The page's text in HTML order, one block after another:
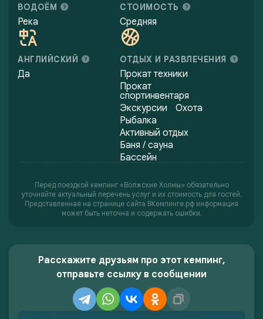
ВОДОЁМ
Река
СТОИМОСТЬ
Средняя
АНГЛИЙСКИЙ
Да
ОТДЫХ И РАЗВЛЕЧЕНИЯ
Прокат техники
Прокат
спортинвентаря
Экскурсии
Охота
Рыбалка
Активный отдых
Баня / сауна
Бассейн
Перед поездкой кемпинг «Волжские Холмы» обязательно
уточняйте актуальный перечень услуг и их стоимость для гостей.
Представленная на странице сайта ВКемпинге.рф информация
может быть неточна и содержать ошибки.
Расскажите друзьям про этот кемпинг,
отправьте ссылку в сообщении